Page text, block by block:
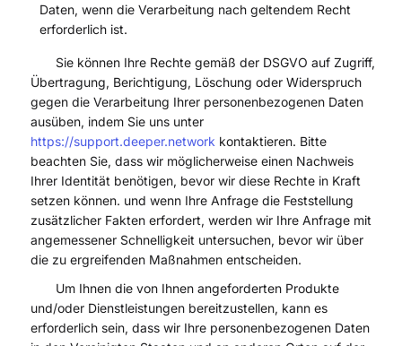
Daten, wenn die Verarbeitung nach geltendem Recht
erforderlich ist.
Sie können Ihre Rechte gemäß der DSGVO auf Zugriff,
Übertragung, Berichtigung, Löschung oder Widerspruch
gegen die Verarbeitung Ihrer personenbezogenen Daten
ausüben, indem Sie uns unter
https://support.deeper.network kontaktieren. Bitte
beachten Sie, dass wir möglicherweise einen Nachweis
Ihrer Identität benötigen, bevor wir diese Rechte in Kraft
setzen können. und wenn Ihre Anfrage die Feststellung
zusätzlicher Fakten erfordert, werden wir Ihre Anfrage mit
angemessener Schnelligkeit untersuchen, bevor wir über
die zu ergreifenden Maßnahmen entscheiden.
Um Ihnen die von Ihnen angeforderten Produkte
und/oder Dienstleistungen bereitzustellen, kann es
erforderlich sein, dass wir Ihre personenbezogenen Daten